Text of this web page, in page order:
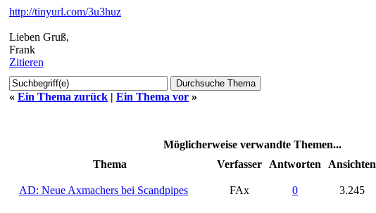
http://tinyurl.com/3u3huz
Lieben Gruß,
Frank
Zitieren
« Ein Thema zurück | Ein Thema vor »
Möglicherweise verwandte Themen...
Thema
Verfasser Antworten Ansichten
AD: Neue Axmachers bei Scandpipes FAx 0 3.245